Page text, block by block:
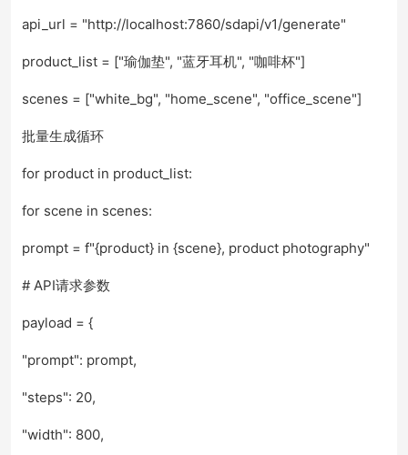
api_url = "http://localhost:7860/sdapi/v1/generate"
product_list = ["瑜伽垫", "蓝牙耳机", "咖啡杯"]
scenes = ["white_bg", "home_scene", "office_scene"]
批量生成循环
for product in product_list:
for scene in scenes:
prompt = f"{product} in {scene}, product photography"
# API请求参数
payload = {
"prompt": prompt,
"steps": 20,
"width": 800,